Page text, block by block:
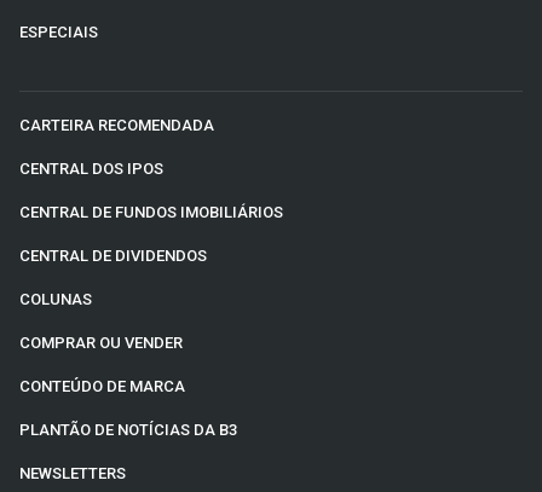
ESPECIAIS
CARTEIRA RECOMENDADA
CENTRAL DOS IPOS
CENTRAL DE FUNDOS IMOBILIÁRIOS
CENTRAL DE DIVIDENDOS
COLUNAS
COMPRAR OU VENDER
CONTEÚDO DE MARCA
PLANTÃO DE NOTÍCIAS DA B3
NEWSLETTERS